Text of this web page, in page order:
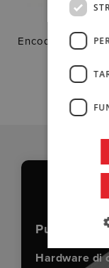
Encoder
Pulsantiere
Hardware di